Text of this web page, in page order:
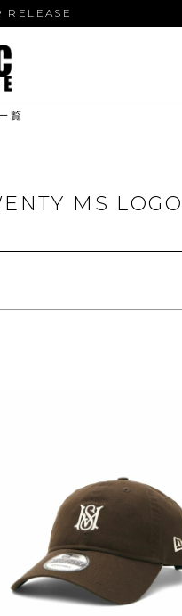
RELEASE
覧
MS
予約商品のみを表示